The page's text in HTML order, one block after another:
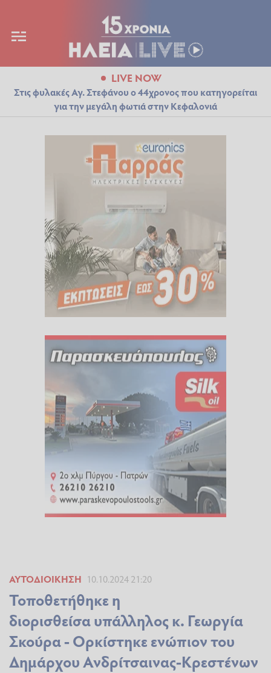
LIVE NOW
Στις φυλακές Αγ. Στεφάνου ο 44χρονος που κατηγορείται
για την μεγάλη φωτιά στην Κεφαλονιά
ΑΥΤΟΔΙΟΊΚΗΣΗ 10.10.2024 21:20
Τοποθετήθηκε η
διορισθείσα υπάλληλος κ. Γεωργία
Σκούρα - Ορκίστηκε ενώπιον του
Δημάρχου Ανδρίτσαινας-Κρεστένων